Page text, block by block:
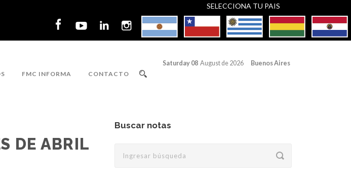
SELECCIONA TU PAIS
Saturday 08 August de 2026
Buenos Aires
FMC INFORMA CONTACTO
DE ABRIL
Buscar notas